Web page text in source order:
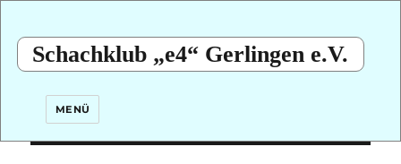
Schachklub „e4“ Gerlingen e.V.
MENÜ